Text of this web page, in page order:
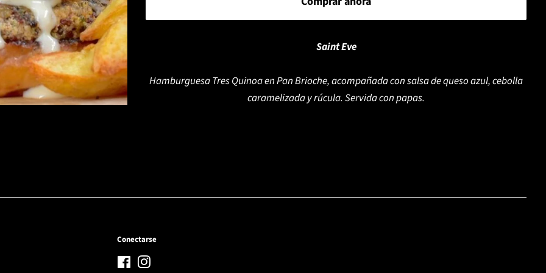
Saint Eve
Hamburguesa Tres Quinoa en Pan Brioche, acompañada con salsa de queso azul, cebolla
caramelizada y rúcula. Servida con papas.
Conectarse
FacebookInstagram